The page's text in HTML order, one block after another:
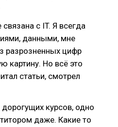
с IT. Я всегда
данными, мне
разрозненных цифр
картину. Но всё это
статьи, смотрел
курсов, одно
даже. Какие то